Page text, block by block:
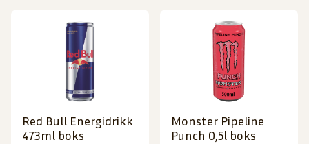
Red Bull Energidrikk
473ml boks
Monster Pipeline
Punch 0,5l boks